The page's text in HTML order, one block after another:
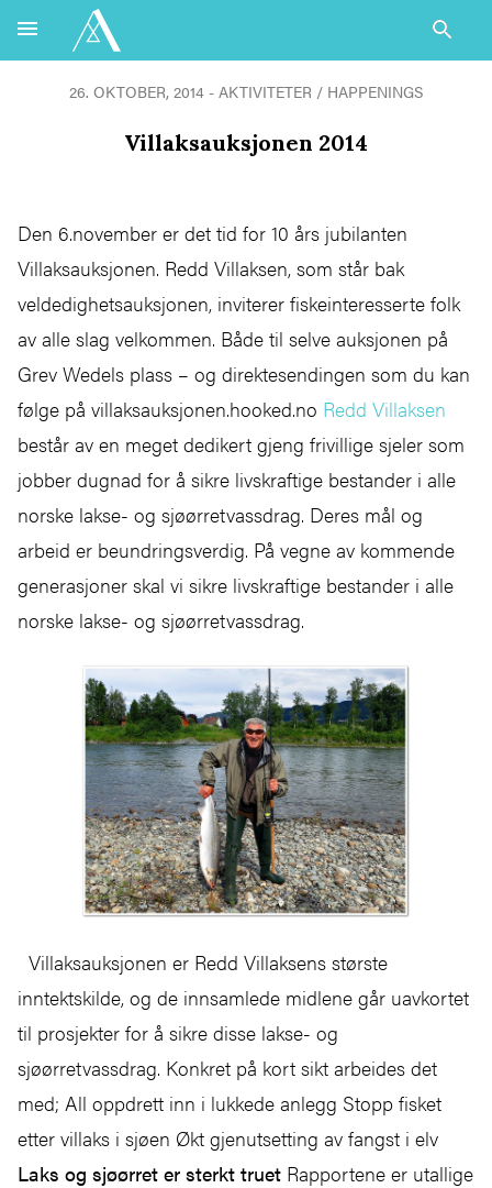
26. OKTOBER, 2014 - AKTIVITETER / HAPPENINGS
Villaksauksjonen 2014
Den 6.november er det tid for 10 års jubilanten
Villaksauksjonen. Redd Villaksen, som står bak
veldedighetsauksjonen, inviterer fiskeinteresserte folk
av alle slag velkommen. Både til selve auksjonen på
Grev Wedels plass – og direktesendingen som du kan
følge på villaksauksjonen.hooked.no Redd Villaksen
består av en meget dedikert gjeng frivillige sjeler som
jobber dugnad for å sikre livskraftige bestander i alle
norske lakse- og sjøørretvassdrag. Deres mål og
arbeid er beundringsverdig. På vegne av kommende
generasjoner skal vi sikre livskraftige bestander i alle
norske lakse- og sjøørretvassdrag.
Villaksauksjonen er Redd Villaksens største
inntektskilde, og de innsamlede midlene går uavkortet
til prosjekter for å sikre disse lakse- og
sjøørretvassdrag. Konkret på kort sikt arbeides det
med; All oppdrett inn i lukkede anlegg Stopp fisket
etter villaks i sjøen Økt gjenutsetting av fangst i elv
Laks og sjøørret er sterkt truet Rapportene er utallige